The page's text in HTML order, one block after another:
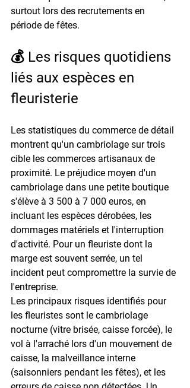
surtout lors des recrutements en
période de fêtes.
💰 Les risques quotidiens
liés aux espèces en
fleuristerie
Les statistiques du commerce de détail
montrent qu'un cambriolage sur trois
cible les commerces artisanaux de
proximité. Le préjudice moyen d'un
cambriolage dans une petite boutique
s'élève à 3 500 à 7 000 euros, en
incluant les espèces dérobées, les
dommages matériels et l'interruption
d'activité. Pour un fleuriste dont la
marge est souvent serrée, un tel
incident peut compromettre la survie de
l'entreprise.
Les principaux risques identifiés pour
les fleuristes sont le cambriolage
nocturne (vitre brisée, caisse forcée), le
vol à l'arraché lors d'un mouvement de
caisse, la malveillance interne
(saisonniers pendant les fêtes), et les